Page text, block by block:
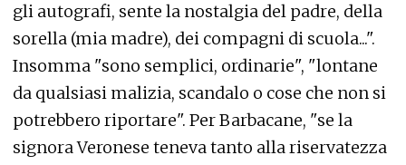
gli autografi, sente la nostalgia del padre, della
sorella (mia madre), dei compagni di scuola...".
Insomma "sono semplici, ordinarie", "lontane
da qualsiasi malizia, scandalo o cose che non si
potrebbero riportare". Per Barbacane, "se la
signora Veronese teneva tanto alla riservatezza